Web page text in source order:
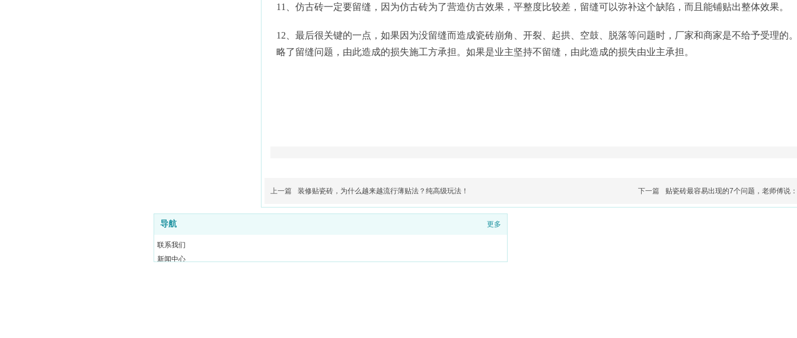
11、仿古砖一定要留缝，因为仿古砖为了营造仿古效果，平整度比较差，留缝可以弥补这个缺陷，而且能铺贴出整体效果。
12、最后很关键的一点，如果因为没留缝而造成瓷砖崩角、开裂、起拱、空鼓、脱落等问题时，厂家和商家是不给予受理的
略了留缝问题，由此造成的损失施工方承担。如果是业主坚持不留缝，由此造成的损失由业主承担。
上一篇 装修贴瓷砖，为什么越来越流行薄贴法？纯高级玩法！ 下一篇 贴瓷砖最容易出现的7个问题，老师傅说
导航 更多
联系我们
新闻中心